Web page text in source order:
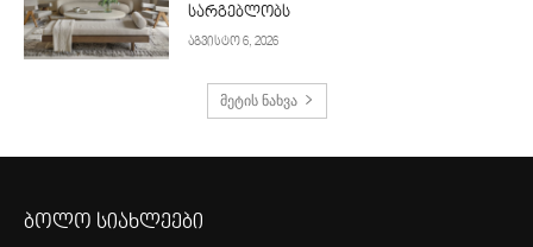
სარგებლობს
აგვისტო 6, 2026
მეტის ნახვა
ბოლო სიახლეები